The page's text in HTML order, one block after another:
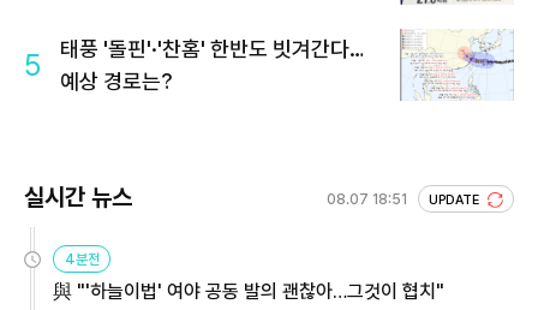
5
태풍 '돌핀'·'찬홈' 한반도 빗겨간다…
예상 경로는?
실시간 뉴스 08.07 18:51 UPDATE
4분전
與 "'하늘이법' 여야 공동 발의 괜찮아…그것이 협치"